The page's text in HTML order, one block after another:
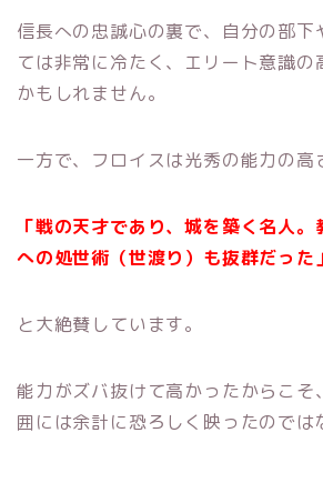
信長への忠誠心の裏で、自分の部下
ては非常に冷たく、エリート意識の
かもしれません。
一方で、フロイスは光秀の能力の高
「戦の天才であり、城を築く名人
への処世術（世渡り）も抜群だった」
と大絶賛しています。
能力がズバ抜けて高かったからこそ
囲には余計に恐ろしく映ったのでは